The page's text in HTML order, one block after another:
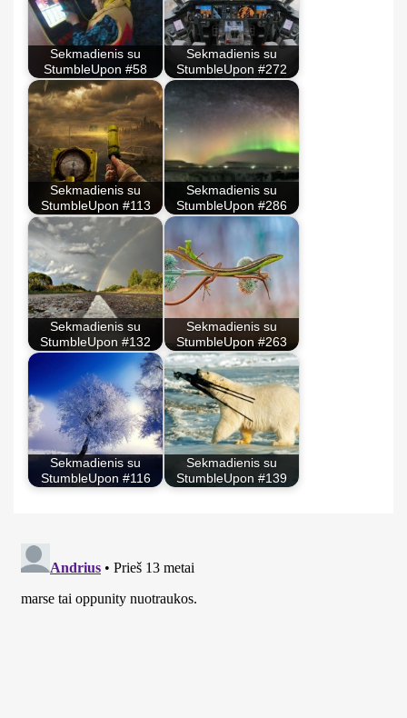
Sekmadienis su
StumbleUpon #58
Sekmadienis su
StumbleUpon #272
Sekmadienis su
StumbleUpon #113
Sekmadienis su
StumbleUpon #286
Sekmadienis su
StumbleUpon #132
Sekmadienis su
StumbleUpon #263
Sekmadienis su
StumbleUpon #116
Sekmadienis su
StumbleUpon #139